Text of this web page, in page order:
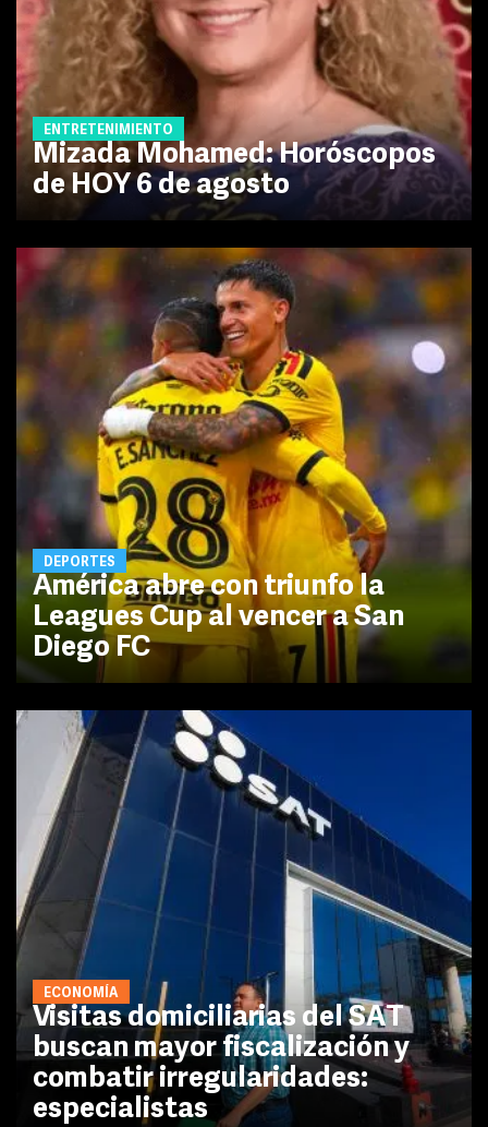
ENTRETENIMIENTO
Mizada Mohamed: Horóscopos
de HOY 6 de agosto
DEPORTES
América abre con triunfo la
Leagues Cup al vencer a San
Diego FC
ECONOMÍA
Visitas domiciliarias del SAT
buscan mayor fiscalización y
combatir irregularidades:
especialistas